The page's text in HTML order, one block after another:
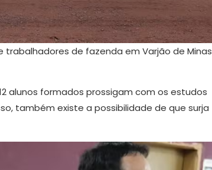
de fazenda em Varjão de Minas
alunos formados prossigam com os estudos
também existe a possibilidade de que surja